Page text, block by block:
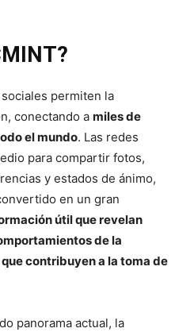
permiten la
conectando a miles de
el mundo. Las redes
para compartir fotos,
y estados de ánimo,
en un gran
útil que revelan
de la
contribuyen a la toma de
panorama actual, la